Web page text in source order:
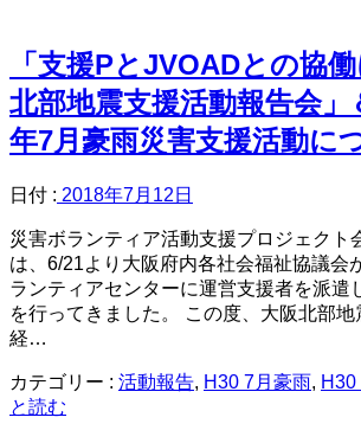
「支援PとJVOADとの協
北部地震支援活動報告会」
年7月豪雨災害支援活動に
日付 : 2018年7月12日
災害ボランティア活動支援プロジェクト
は、6/21より大阪府内各社会福祉協議会
ランティアセンターに運営支援者を派遣
を行ってきました。 この度、大阪北部
経…
カテゴリー : 活動報告, H30 7月豪雨, H30
と読む